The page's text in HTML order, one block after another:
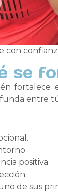
se
fortalece
entre
positiva.
de sus